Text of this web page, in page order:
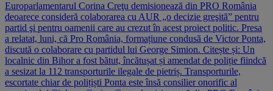
Europarlamentarul Corina Creţu demisionează din PRO România
deoarece consideră colaborarea cu AUR „o decizie greşită” pentru
partid şi pentru oamenii care au crezut în acest proiect politic. Presa
a relatat, luni, că Pro România, formațiune condusă de Victor Ponta,
discută o colaborare cu partidul lui George Simion. Citește și: Un
localnic din Bihor a fost bătut, încătușat și amendat de poliție fiindcă
a sesizat la 112 transporturile ilegale de pietriș. Transporturile,
escortate chiar de polițiști Ponta este însă consilier onorific al